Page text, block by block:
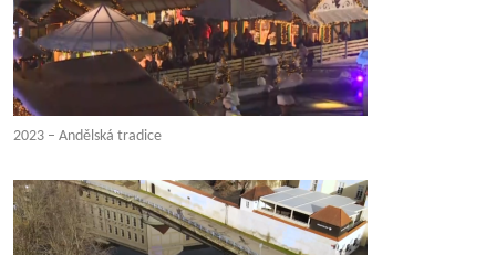
2023 – Andělská tradice